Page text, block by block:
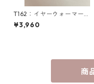
T162：イヤーウォーマー
（M）／津田命子デザインア
ヌ文様編み込みイヤーウォー
¥3,960
商